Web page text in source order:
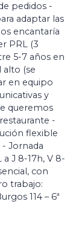
pedidos -
adaptar las
encantaría
PRL (3
5-7 años en
alto (se
en equipo
y
queremos
-
flexible
Jornada
J 8-17h, V 8-
con
trabajo:
114 – 6ª